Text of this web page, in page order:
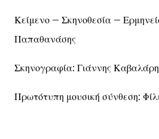
Κείμενο – Σκηνοθεσία –
Παπαθανάσης
Σκηνογραφία: Γιάννης
Πρωτότυπη μουσική σύνθεση: